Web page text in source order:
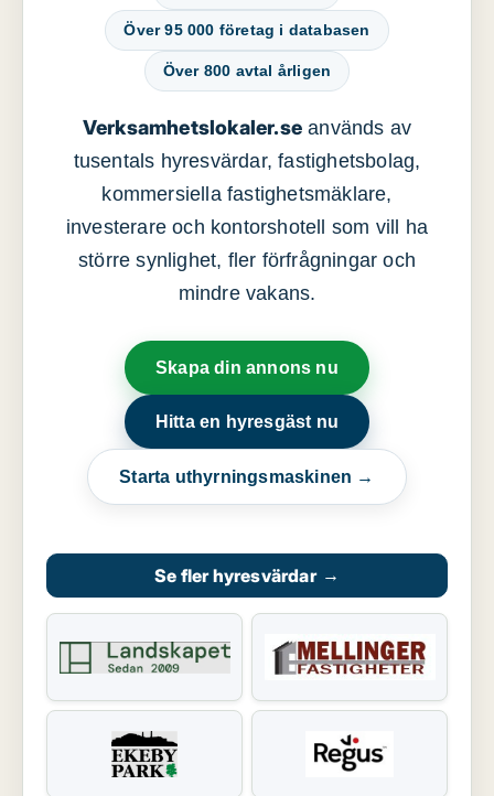
Över 95 000 företag i databasen
Över 800 avtal årligen
Verksamhetslokaler.se används av
tusentals hyresvärdar, fastighetsbolag,
kommersiella fastighetsmäklare,
investerare och kontorshotell som vill ha
större synlighet, fler förfrågningar och
mindre vakans.
Skapa din annons nu
Hitta en hyresgäst nu
Starta uthyrningsmaskinen →
Se fler hyresvärdar →